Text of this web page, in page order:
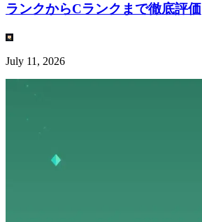
ランクからCランクまで徹底評価
July 11, 2026